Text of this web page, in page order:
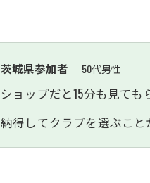
茨城県参加者 50代男性
ショップだと15分も見て
納得してクラブを選ぶこと